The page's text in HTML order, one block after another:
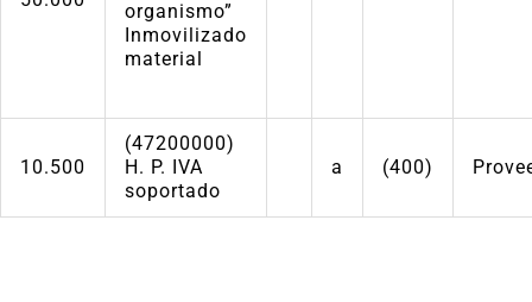
organismo”
Inmovilizado
material
10.500
(47200000)
H. P. IVA
soportado
a (400)